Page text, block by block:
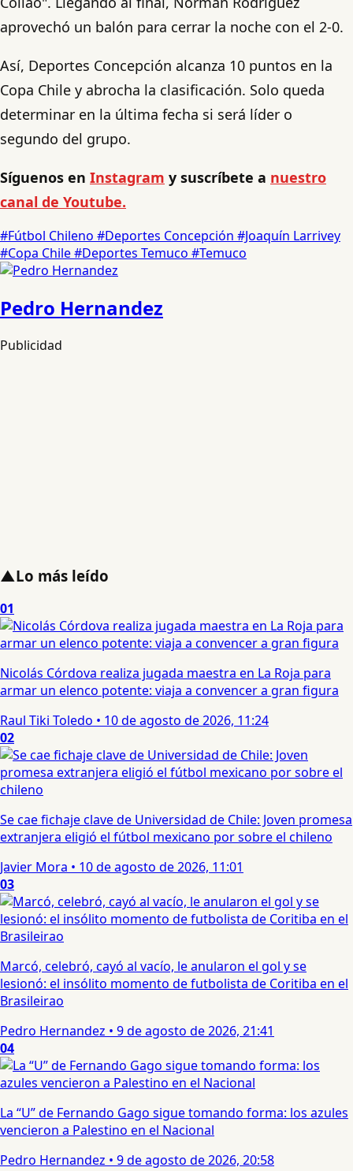
aprovechó un balón para cerrar la noche con el 2-0.
Así, Deportes Concepción alcanza 10 puntos en la
Copa Chile y abrocha la clasificación. Solo queda
determinar en la última fecha si será líder o
segundo del grupo.
Síguenos en Instagram y suscríbete a nuestro
canal de Youtube.
#Fútbol Chileno #Deportes Concepción #Joaquín Larrivey
#Copa Chile#Deportes Temuco #Temuco
Pedro Hernandez
Publicidad
▲Lo más leído
01
Nicolás Córdova realiza jugada maestra en La Roja para
armar un elenco potente: viaja a convencer a gran figura
Raul Tiki Toledo • 10 de agosto de 2026, 11:24
02
Se cae fichaje clave de Universidad de Chile: Joven promesa
extranjera eligió el fútbol mexicano por sobre el chileno
Javier Mora • 10 de agosto de 2026, 11:01
03
Marcó, celebró, cayó al vacío, le anularon el gol y se
lesionó: el insólito momento de futbolista de Coritiba en el
Brasileirao
Pedro Hernandez • 9 de agosto de 2026, 21:41
04
La “U” de Fernando Gago sigue tomando forma: los azules
vencieron a Palestino en el Nacional
Pedro Hernandez • 9 de agosto de 2026, 20:58